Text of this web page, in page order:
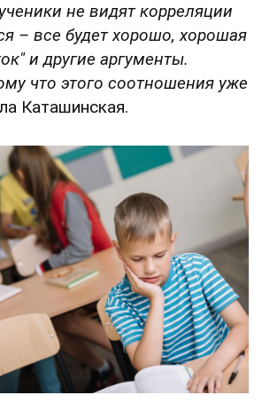
не видят корреляции
– все будет хорошо, хорошая
и другие аргументы.
что этого соотношения уже
Каташинская.